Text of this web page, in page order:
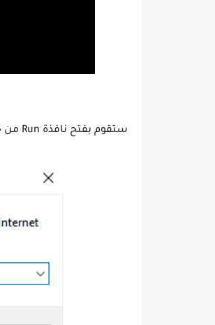
ستقوم بفتح نافذة Run من خلال الضغط علي زر الويندوز+ حرف R وستقوم بكتابة gpedit.msc ثم تضغط علي OK